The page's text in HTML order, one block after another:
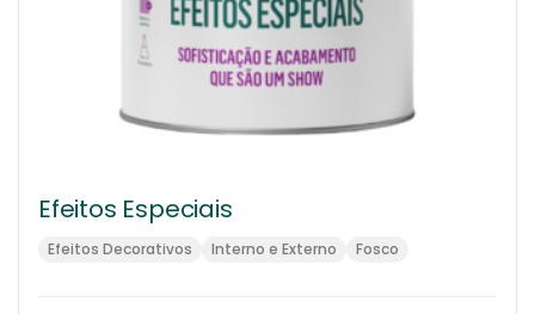
Efeitos Especiais
Efeitos Decorativos Interno e Externo Fosco